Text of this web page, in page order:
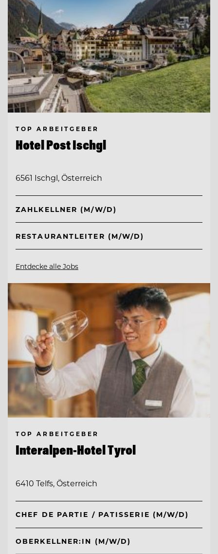
TOP ARBEITGEBER
Hotel Post Ischgl
6561 Ischgl, Österreich
ZAHLKELLNER (M/W/D)
RESTAURANTLEITER (M/W/D)
Entdecke alle Jobs
TOP ARBEITGEBER
Interalpen-Hotel Tyrol
6410 Telfs, Österreich
CHEF DE PARTIE / PATISSERIE (M/W/D)
OBERKELLNER:IN (M/W/D)